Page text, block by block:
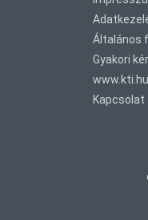
Általános
Gyakori
www.kti.hu
Kapcsolat